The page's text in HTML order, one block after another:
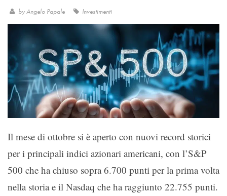
byAngelo Papale Investimenti
Il mese di ottobre si è aperto con nuovi record storici
per i principali indici azionari americani, con l’S&P
500 che ha chiuso sopra 6.700 punti per la prima volta
nella storia e il Nasdaq che ha raggiunto 22.755 punti.